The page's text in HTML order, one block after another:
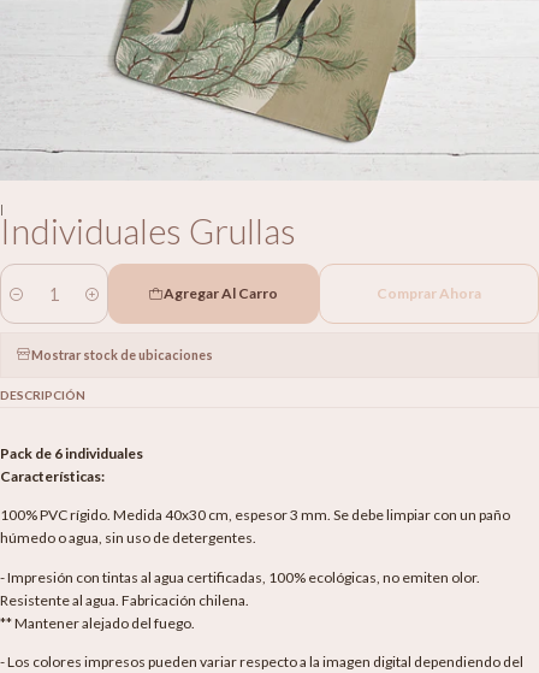
|
Individuales Grullas
Cantidad
Agregar Al Carro Comprar Ahora
Mostrar stock de ubicaciones
DESCRIPCIÓN
Pack de 6 individuales
Características:
100% PVC rígido. Medida 40x30 cm, espesor 3 mm. Se debe limpiar con un paño
húmedo o agua, sin uso de detergentes.
- Impresión con tintas al agua certificadas, 100% ecológicas, no emiten olor.
Resistente al agua. Fabricación chilena.
** Mantener alejado del fuego.
- Los colores impresos pueden variar respecto a la imagen digital dependiendo del